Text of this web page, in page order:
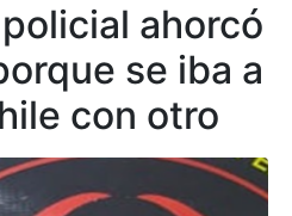
ahorcó
se iba a
con otro